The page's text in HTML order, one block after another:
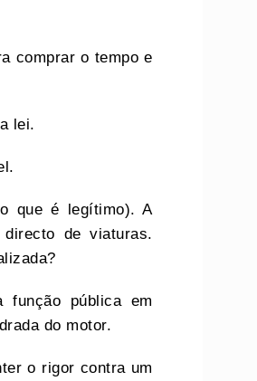
comprar o tempo e
lei.
que é legítimo). A
de viaturas.
função pública em
do motor.
o rigor contra um